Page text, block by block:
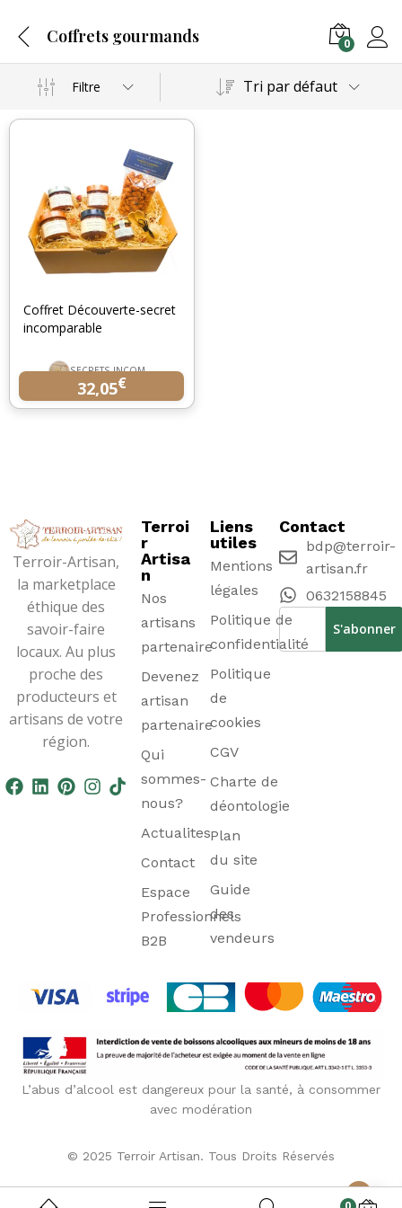
Coffrets gourmands 0
Filtre Tri par défaut
Coffret Découverte-secret
incomparable
SECRETS INCOMPARABLES
32,05€
Terroir-Artisan,
la marketplace
éthique des
savoir-faire
locaux. Au plus
proche des
producteurs et
artisans de votre
région.
Terroi
r
Artisa
n
Nos
artisans
partenaire
Devenez
artisan
partenaire
Qui
sommes-
nous?
Actualites
Contact
Espace
Professionnels
B2B
Liens
utiles
Mentions
légales
Politique de
confidentialité
Politique
de
cookies
CGV
Charte de
déontologie
Plan
du site
Guide
des
vendeurs
Contact
bdp@terroir-
artisan.fr
0632158845
L’abus d’alcool est dangereux pour la santé, à consommer
avec modération
© 2025 Terroir Artisan. Tous Droits Réservés